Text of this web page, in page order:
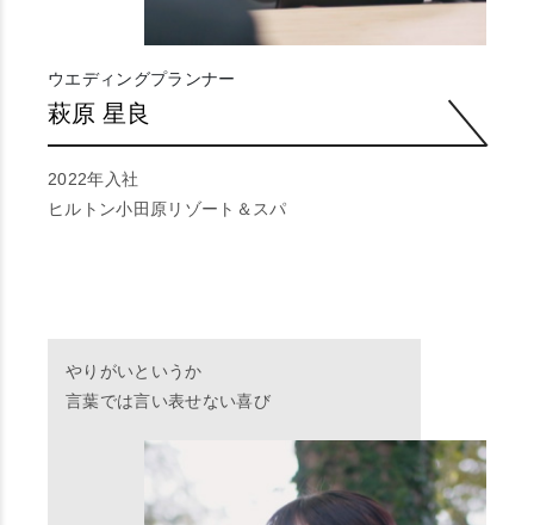
ウエディングプランナー
萩原 星良
2022年入社
ヒルトン小田原リゾート＆スパ
やりがいというか
言葉では言い表せない喜び